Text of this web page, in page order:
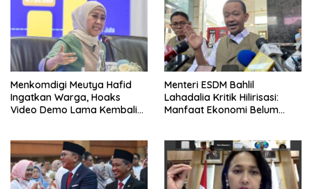
Menkomdigi Meutya Hafid
Ingatkan Warga, Hoaks
Video Demo Lama Kembali
Menteri ESDM Bahlil
Lahadalia Kritik Hilirisasi:
Manfaat Ekonomi Belum